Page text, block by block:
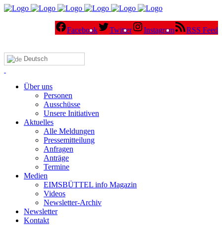
Facebook Twitter Instagram RSS Feed
Deutsch
Über uns
Personen
Ausschüsse
Unsere Initiativen
Aktuelles
Alle Meldungen
Pressemitteilung
Anfragen
Anträge
Termine
Medien
EIMSBÜTTEL info Magazin
Videos
Newsletter-Archiv
Newsletter
Kontakt